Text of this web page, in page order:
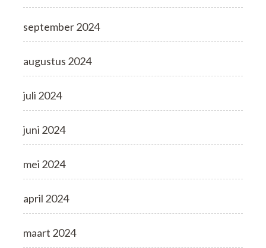
september 2024
augustus 2024
juli 2024
juni 2024
mei 2024
april 2024
maart 2024